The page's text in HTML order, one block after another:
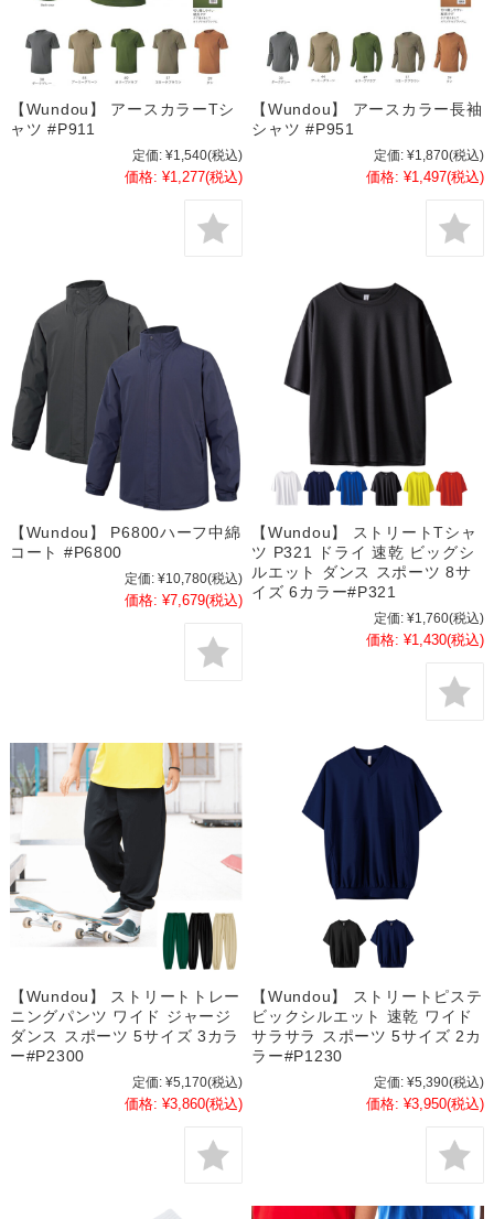
【Wundou】 アースカラーTシ
ャツ #P911
定価: ¥1,540(税込)
価格: ¥1,277(税込)
【Wundou】 アースカラー長袖
シャツ #P951
定価: ¥1,870(税込)
価格: ¥1,497(税込)
【Wundou】 P6800ハーフ中綿
コート #P6800
定価: ¥10,780(税込)
価格: ¥7,679(税込)
【Wundou】 ストリートTシャ
ツ P321 ドライ 速乾 ビッグシ
ルエット ダンス スポーツ 8サ
イズ 6カラー#P321
定価: ¥1,760(税込)
価格: ¥1,430(税込)
【Wundou】 ストリートトレー
ニングパンツ ワイド ジャージ
ダンス スポーツ 5サイズ 3カラ
ー#P2300
定価: ¥5,170(税込)
価格: ¥3,860(税込)
【Wundou】 ストリートピステ
ビックシルエット 速乾 ワイド
サラサラ スポーツ 5サイズ 2カ
ラー#P1230
定価: ¥5,390(税込)
価格: ¥3,950(税込)